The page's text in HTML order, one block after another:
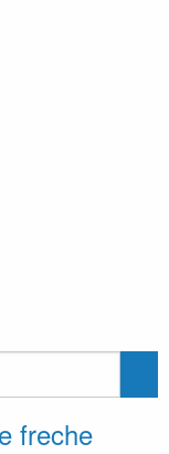
freche